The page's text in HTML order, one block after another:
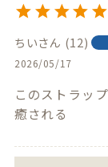
ちい 12
2026/05/17
このストラッ
癒される